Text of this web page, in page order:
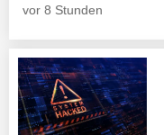
vor 8 Stunden